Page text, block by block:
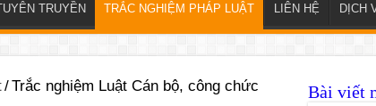
TRUYỀN TRẮC NGHIỆM PHÁP LUẬT LIÊN HỆ DỊCH
/Trắc nghiệm Luật Cán bộ, công chức
Bài viết